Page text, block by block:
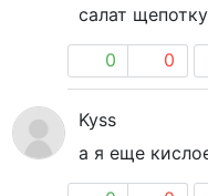
салат
0 0
Kyss
а я еще